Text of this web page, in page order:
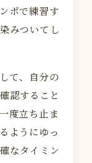
ポで練習す
みついてし
て、自分の
認すること
度立ち止ま
ようにゆっ
なタイミン